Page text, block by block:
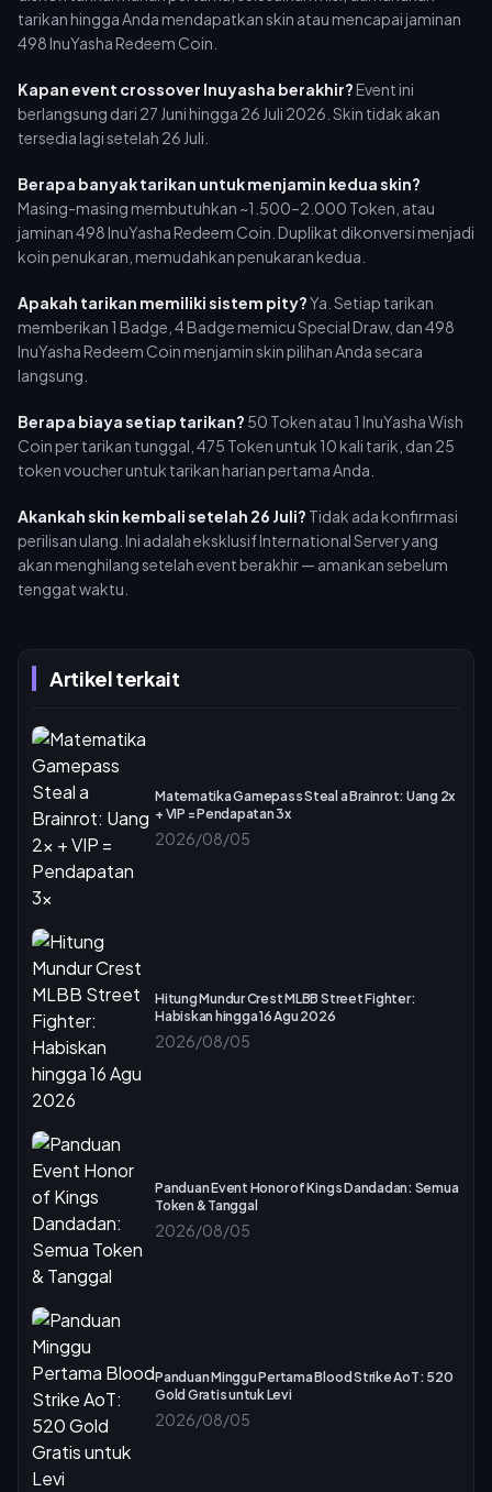
Artikel terkait
Matematika Gamepass Steal a Brainrot: Uang 2x
+ VIP = Pendapatan 3x
2026/08/05
Hitung Mundur Crest MLBB Street Fighter:
Habiskan hingga 16 Agu 2026
2026/08/05
Panduan Event Honor of Kings Dandadan: Semua
Token & Tanggal
2026/08/05
Panduan Minggu Pertama Blood Strike AoT: 520
Gold Gratis untuk Levi
2026/08/05
tarikan hingga Anda mendapatkan skin atau mencapai jaminan
498 InuYasha Redeem Coin.
Kapan event crossover Inuyasha berakhir?Event ini
berlangsung dari 27 Juni hingga 26 Juli 2026. Skin tidak akan
tersedia lagi setelah 26 Juli.
Berapa banyak tarikan untuk menjamin kedua skin?
Masing-masing membutuhkan ~1.500–2.000 Token, atau
jaminan 498 InuYasha Redeem Coin. Duplikat dikonversi menjadi
koin penukaran, memudahkan penukaran kedua.
Apakah tarikan memiliki sistem pity?Ya. Setiap tarikan
memberikan 1 Badge, 4 Badge memicu Special Draw, dan 498
InuYasha Redeem Coin menjamin skin pilihan Anda secara
langsung.
Berapa biaya setiap tarikan? 50 Token atau 1 InuYasha Wish
Coin per tarikan tunggal, 475 Token untuk 10 kali tarik, dan 25
token voucher untuk tarikan harian pertama Anda.
Akankah skin kembali setelah 26 Juli? Tidak ada konfirmasi
perilisan ulang. Ini adalah eksklusif International Server yang
akan menghilang setelah event berakhir — amankan sebelum
tenggat waktu.